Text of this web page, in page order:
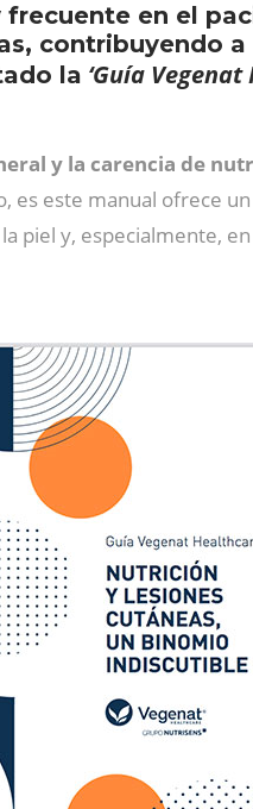
en el
contribuyendo
la ‘Guía
y la carencia de
es este manual ofrece
piel y, especialmente,